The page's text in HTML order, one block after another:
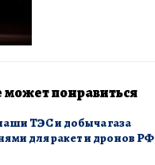
понравиться
ТЭС и добыча газа
для ракет и дронов РФ